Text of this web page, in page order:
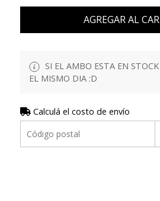
AGREGAR AL
SI EL AMBO ESTA EN
EL MISMO DIA :D
Calculá el costo de envío